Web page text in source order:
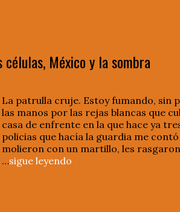
células, México y la sombra
La patrulla cruje. Estoy fumando, sin
las manos por las rejas blancas que
casa de enfrente en la que hace ya
policias que hacía la guardia me
molieron con un martillo, les
…sigue leyendo